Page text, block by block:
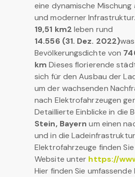
eine dynamische Mischung
und moderner
19,51 km2 leben rund
14.556 (31. Dez. 2022)
Bevölkerungsdichte von
km Dieses florierende
sich für den Ausbau der
um der wachsenden
nach Elektrofahrzeugen
Detaillierte Einblicke in die
Stein, Bayern um einen
und in die
Elektrofahrzeuge finden
Website unter https://
Hier finden Sie